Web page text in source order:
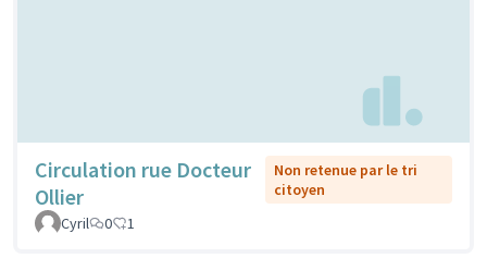
Circulation rue Docteur
Ollier
Non retenue par le tri
citoyen
Cyril
0 1